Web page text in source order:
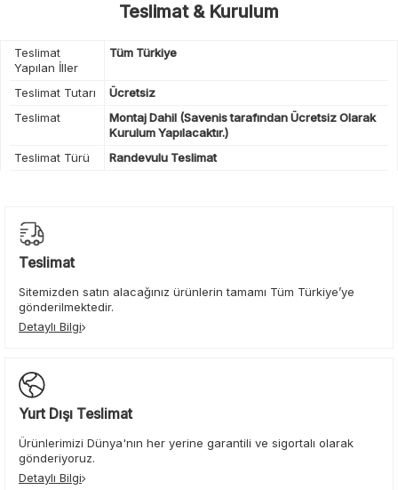
Teslimat & Kurulum
Teslimat
Yapılan İller
Tüm Türkiye
Teslimat Tutarı
Ücretsiz
Teslimat
Montaj Dahil (Savenis tarafından Ücretsiz Olarak
Kurulum Yapılacaktır.)
Teslimat Türü
Randevulu Teslimat
Teslimat
Sitemizden satın alacağınız ürünlerin tamamı Tüm Türkiye’ye
gönderilmektedir.
Detaylı Bilgi
Yurt Dışı Teslimat
Ürünlerimizi Dünya'nın her yerine garantili ve sigortalı olarak
gönderiyoruz.
Detaylı Bilgi